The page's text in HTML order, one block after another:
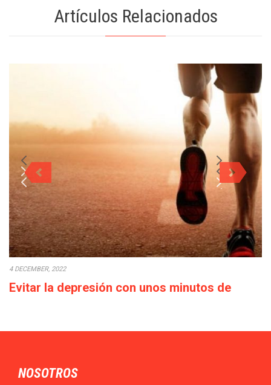
Artículos Relacionados
4 DECEMBER, 2022
Evitar la depresión con unos minutos de
NOSOTROS